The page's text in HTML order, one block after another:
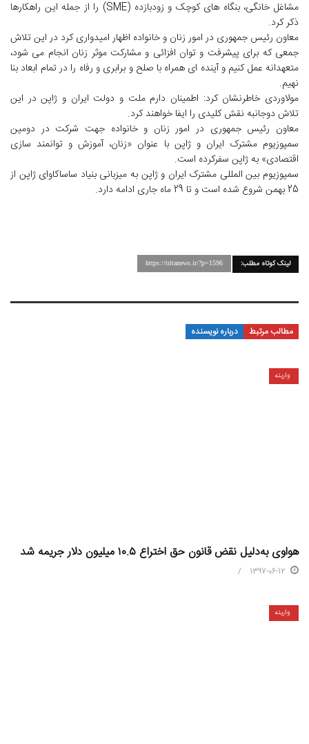
مشاغل خانگی، بنگاه های کوچک و زودبازده (SME) را از جمله این راهکارها
ذکر کرد.
معاون رئیس جمهوری در امور زنان و خانواده اظهار امیدواری کرد در این تلاش
جمعی که برای پیشرفت و توان افزائی و مشارکت موثر زنان انجام می شود،
متعهدانه عمل کنیم و آینده ای همراه با صلح و برابری و رفاه را در تمام ابعاد بنا
نهیم.
مولاوردی خاطرنشان کرد: اطمینان دارم ملت و دولت ایران و ژاپن در این
تلاش دوجانبه نقش کلیدی را ایفا خواهند کرد.
معاون رئیس جمهوری در امور زنان و خانواده جهت شرکت در دومین
سمپوزیوم مشترک ایران و ژاپن با عنوان «زنان، آموزش و توانمند سازی
اقتصادی» به ژاپن سفرکرده است.
سمپوزیوم بین المللی مشترک ایران و ژاپن به میزبانی بنیاد ساساکاوای ژاپن از
25 بهمن شروع شده است و تا 29 ماه جاری ادامه دارد.
لینک کوتاه مطلب: https://tritanews.ir/?p=1596
مطالب مرتبط درباره نویسنده
واریته
هواوی به‌دلیل نقض قانون حق اختراع ۱۰.۵ میلیون دلار جریمه شد
1397-06-12
واریته